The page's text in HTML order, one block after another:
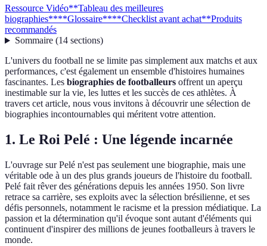
Ressource Vidéo**Tableau des meilleures
biographies****Glossaire****Checklist avant achat**Produits
recommandés
Sommaire(14 sections)
L'univers du football ne se limite pas simplement aux matchs et aux
performances, c'est également un ensemble d'histoires humaines
fascinantes. Les biographies de footballeurs offrent un aperçu
inestimable sur la vie, les luttes et les succès de ces athlètes. À
travers cet article, nous vous invitons à découvrir une sélection de
biographies incontournables qui méritent votre attention.
1. Le Roi Pelé : Une légende incarnée
L'ouvrage sur Pelé n'est pas seulement une biographie, mais une
véritable ode à un des plus grands joueurs de l'histoire du football.
Pelé fait rêver des générations depuis les années 1950. Son livre
retrace sa carrière, ses exploits avec la sélection brésilienne, et ses
défis personnels, notamment le racisme et la pression médiatique. La
passion et la détermination qu'il évoque sont autant d'éléments qui
continuent d'inspirer des millions de jeunes footballeurs à travers le
monde.